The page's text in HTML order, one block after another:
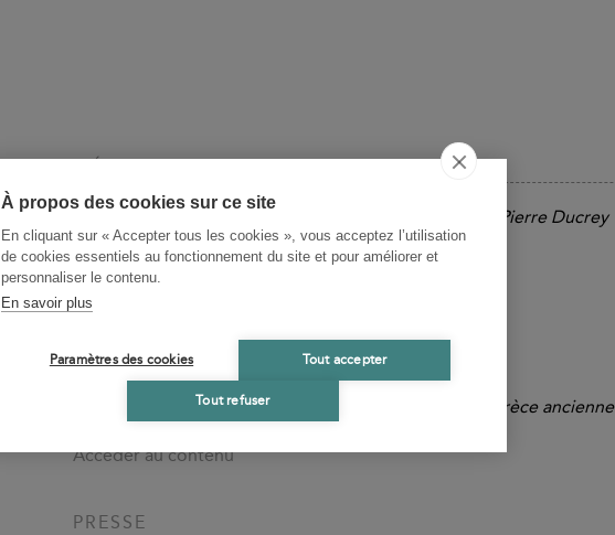
À propos des cookies sur ce site
En cliquant sur « Accepter tous les cookies », vous acceptez l’utilisation
de cookies essentiels au fonctionnement du site et pour améliorer et
personnaliser le contenu.
En savoir plus
Paramètres des cookies Tout accepter
Tout refuser
Femmes et fronde : la guerre en Grèce ancienne, par Pierre Ducrey
Le Blog des Belles Lettres
Accéder au contenu
Entretien idéal avec Pierre Ducrey
La Vie des Classiques
Accéder au contenu
Polemica. Études sur la guerre et les armées dans la Grèce ancienne
Accéder au contenu
PRESSE